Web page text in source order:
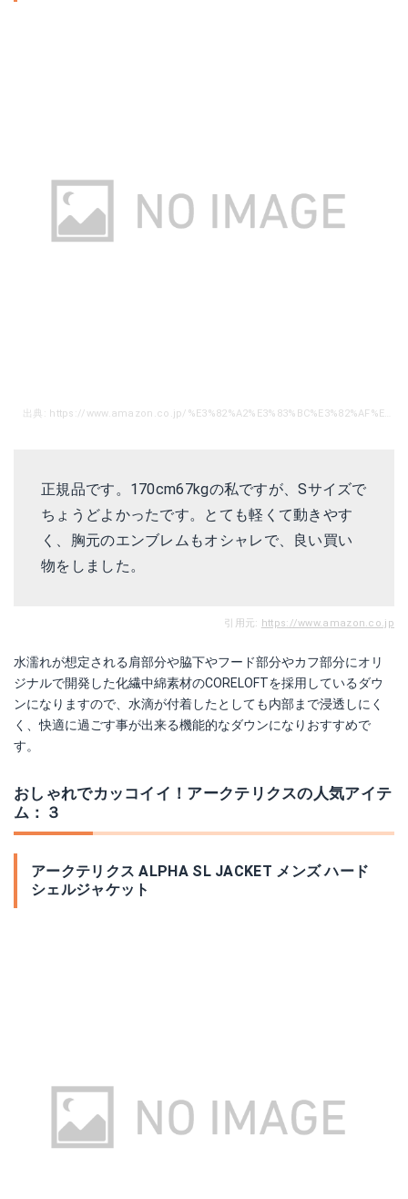
正規品です。170cm67kgの私ですが、Sサイズで
ちょうどよかったです。とても軽くて動きやす
く、胸元のエンブレムもオシャレで、良い買い
物をしました。
引用元: https://www.amazon.co.jp
水濡れが想定される肩部分や脇下やフード部分やカフ部分にオリ
ジナルで開発した化繊中綿素材のCORELOFTを採用しているダウ
ンになりますので、水滴が付着したとしても内部まで浸透しにく
く、快適に過ごす事が出来る機能的なダウンになりおすすめで
す。
おしゃれでカッコイイ！アークテリクスの人気アイテ
ム：３
アークテリクス ALPHA SL JACKET メンズ ハード
シェルジャケット